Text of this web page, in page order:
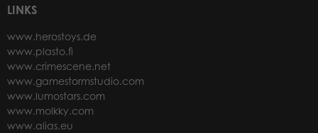
LINKS
www.herostoys.de
www.plasto.fi
www.crimescene.net
www.gamestormstudio.com
www.lumostars.com
www.molkky.com
www.alias.eu